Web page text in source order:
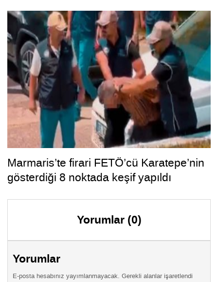
Marmaris’te firari FETÖ’cü Karatepe’nin
gösterdiği 8 noktada keşif yapıldı
Yorumlar (0)
Yorumlar
E-posta hesabınız yayımlanmayacak. Gerekli alanlar işaretlendi